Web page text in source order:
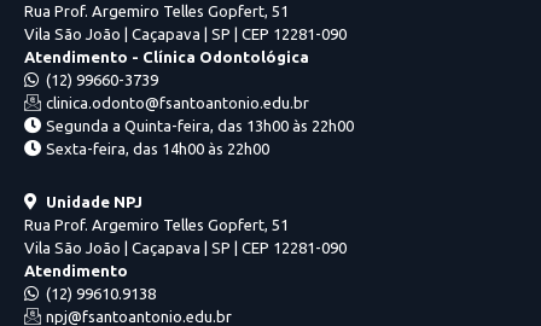
Rua Prof. Argemiro Telles Gopfert, 51
Vila São João | Caçapava | SP | CEP 12281-090
Atendimento - Clínica Odontológica
(12) 99660-3739
clinica.odonto@fsantoantonio.edu.br
Segunda a Quinta-feira, das 13h00 às 22h00
Sexta-feira, das 14h00 às 22h00
Unidade NPJ
Rua Prof. Argemiro Telles Gopfert, 51
Vila São João | Caçapava | SP | CEP 12281-090
Atendimento
(12) 99610.9138
npj@fsantoantonio.edu.br